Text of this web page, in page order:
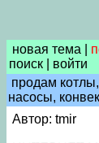
новая тема
поиск
войти
продам
насосы,
Автор: tmir